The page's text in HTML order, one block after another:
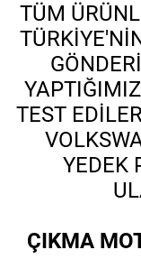
TÜM
TEST
YEDEK
ÇIKMA